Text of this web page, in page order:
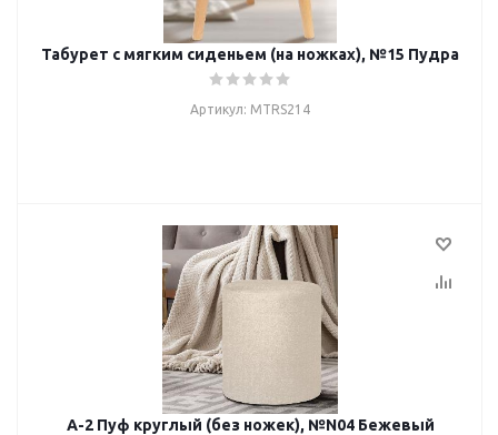
Табурет с мягким сиденьем (на ножках), №15 Пудра
Артикул: MTRS214
А-2 Пуф круглый (без ножек), №N04 Бежевый